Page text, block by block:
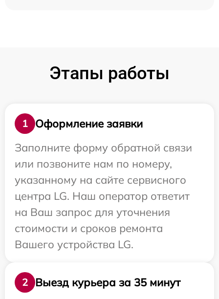
Этапы работы
1
Оформление заявки
Заполните форму обратной связи
или позвоните нам по номеру,
указанному на сайте сервисного
центра LG. Наш оператор ответит
на Ваш запрос для уточнения
стоимости и сроков ремонта
Вашего устройства LG.
2
Выезд курьера за 35 минут